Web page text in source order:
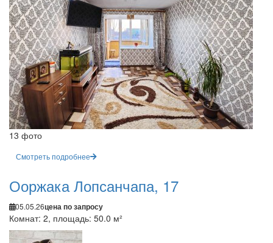
13 фото
Смотреть подробнее
Ооржака Лопсанчапа, 17
05.05.26цена по запросу
Комнат: 2, площадь: 50.0 м²